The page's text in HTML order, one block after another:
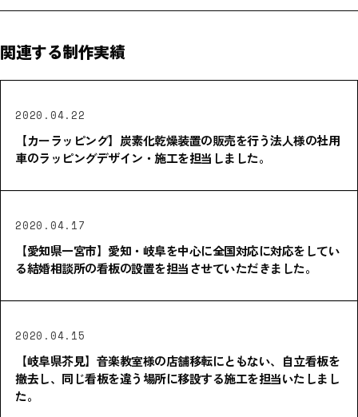
関連する制作実績
2020.04.22
【カーラッピング】炭素化乾燥装置の販売を行う法人様の社用
車のラッピングデザイン・施工を担当しました。
2020.04.17
【愛知県一宮市】愛知・岐阜を中心に全国対応に対応をしてい
る結婚相談所の看板の設置を担当させていただきました。
2020.04.15
【岐阜県芥見】音楽教室様の店舗移転にともない、自立看板を
撤去し、同じ看板を違う場所に移設する施工を担当いたしまし
た。